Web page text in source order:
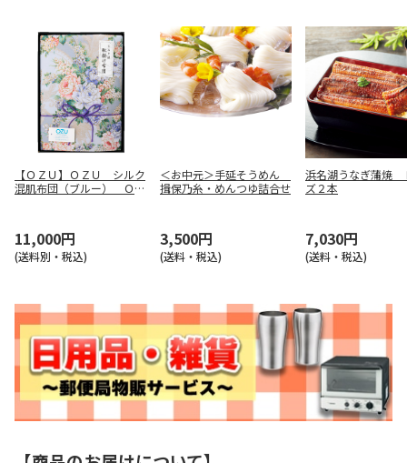
【ＯＺＵ】ＯＺＵ シルク
混肌布団（ブルー） ＯＺ
11,000円
(送料別・税込)
＜お中元＞手延そうめん
揖保乃糸・めんつゆ詰合せ
3,500円
(送料・税込)
浜名湖うなぎ蒲焼
ズ２本
7,030円
(送料・税込)